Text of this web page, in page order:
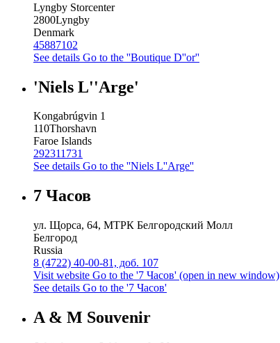
Lyngby Storcenter
2800Lyngby
Denmark
45887102
See details Go to the ''Boutique D''or''
'Niels L''Arge'
Kongabrúgvin 1
110Thorshavn
Faroe Islands
292311731
See details Go to the ''Niels L''Arge''
7 Часов
ул. Щорса, 64, МТРК Белгородский Молл
Белгород
Russia
8 (4722) 40-00-81, доб. 107
Visit website Go to the '7 Часов' (open in new window)
See details Go to the '7 Часов'
A & M Souvenir